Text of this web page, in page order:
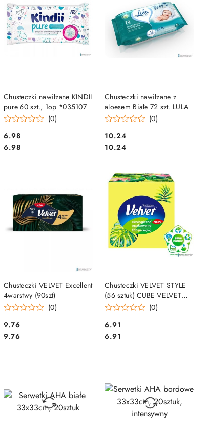
Chusteczki nawilżane KINDII
pure 60 szt., 1op *035107
(0)
Cena:
6.98
Cena:
6.98
DO KOSZYKA
Chusteczki nawilżane z
aloesem Białe 72 szt. LULA
(0)
Cena:
10.24
Cena:
10.24
DO KOSZYKA
Chusteczki VELVET Excellent
4warstwy (90szt)
(0)
Cena:
9.76
Cena:
9.76
DO KOSZYKA
Chusteczki VELVET STYLE
(56 sztuk) CUBE VELVET
61250525
(0)
Cena:
6.91
Cena:
6.91
DO KOSZYKA